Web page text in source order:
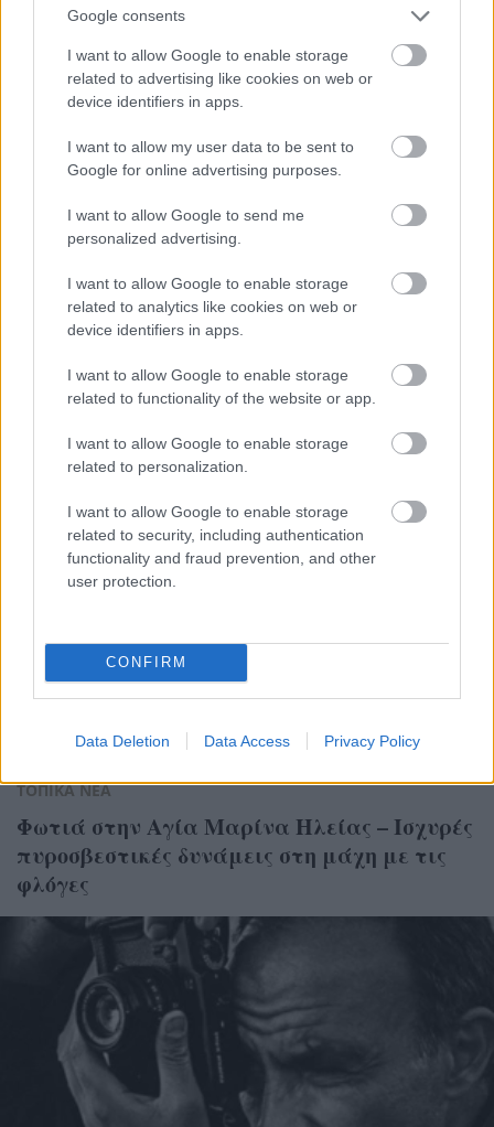
Google consents
I want to allow Google to enable storage
related to advertising like cookies on web or
device identifiers in apps.
I want to allow my user data to be sent to
Google for online advertising purposes.
I want to allow Google to send me
personalized advertising.
I want to allow Google to enable storage
related to analytics like cookies on web or
device identifiers in apps.
I want to allow Google to enable storage
related to functionality of the website or app.
I want to allow Google to enable storage
related to personalization.
I want to allow Google to enable storage
related to security, including authentication
functionality and fraud prevention, and other
user protection.
CONFIRM
Data Deletion Data Access Privacy Policy
καταστράφηκε στις
Κόκκινα τα 118 κτίρια
στις 325 αυτοψίες των
πληγεισών περιοχών από
τις καταστροφικές
πυρκαγιές
Ζάκυνθος: Ασφυκτική
πίεση στο νοσοκομείο
περιστατικών
σεξουαλικής κακοποίησης
ΤΟΠΙΚΑ ΝΕΑ
Φωτιά στην Αγία Μαρίνα Ηλείας – Ισχυρές
πυροσβεστικές δυνάμεις στη μάχη με τις
φλόγες